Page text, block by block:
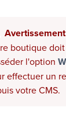
Avertissement
boutique
l'option
effectuer un
votre CMS.